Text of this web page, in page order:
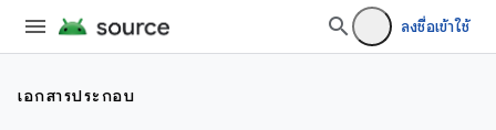
ลงชื่อเข้าใช้
เอกสารประกอบ